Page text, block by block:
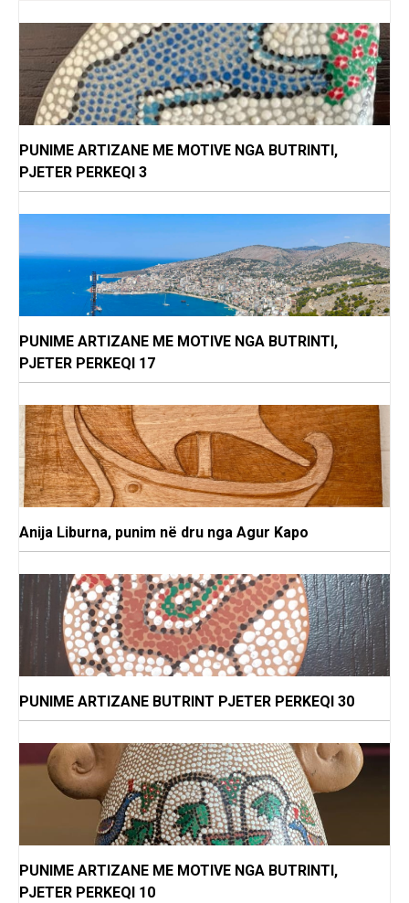
PUNIME ARTIZANE ME MOTIVE NGA BUTRINTI,
PJETER PERKEQI 3
PUNIME ARTIZANE ME MOTIVE NGA BUTRINTI,
PJETER PERKEQI 17
Anija Liburna, punim në dru nga Agur Kapo
PUNIME ARTIZANE BUTRINT PJETER PERKEQI 30
PUNIME ARTIZANE ME MOTIVE NGA BUTRINTI,
PJETER PERKEQI 10